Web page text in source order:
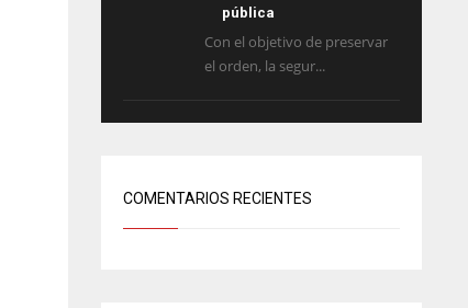
pública
Con el objetivo de preservar
el orden, la segur...
COMENTARIOS RECIENTES